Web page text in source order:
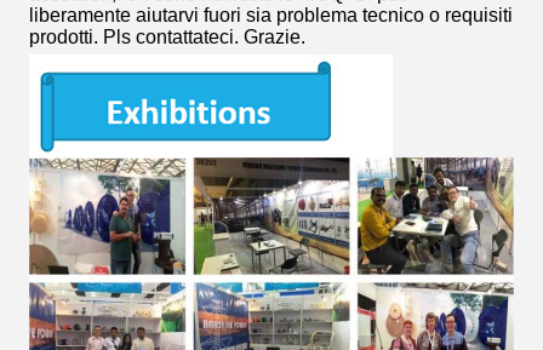
liberamente aiutarvi fuori sia problema tecnico o requisiti
prodotti. Pls contattateci. Grazie.